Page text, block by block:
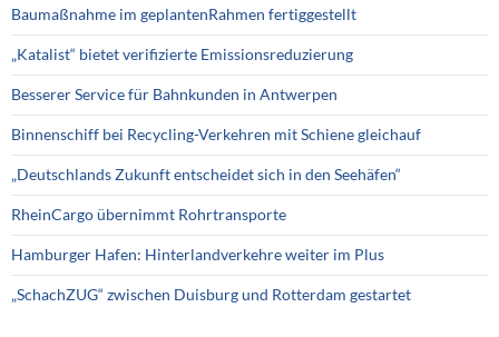
Baumaßnahme im geplantenRahmen fertiggestellt
„Katalist“ bietet verifizierte Emissionsreduzierung
Besserer Service für Bahnkunden in Antwerpen
Binnenschiff bei Recycling-Verkehren mit Schiene gleichauf
„Deutschlands Zukunft entscheidet sich in den Seehäfen“
RheinCargo übernimmt Rohrtransporte
Hamburger Hafen: Hinterlandverkehre weiter im Plus
„SchachZUG“ zwischen Duisburg und Rotterdam gestartet